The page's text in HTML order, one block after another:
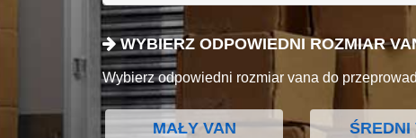
WYBIERZ ODPOWIEDNI ROZMIAR
Wybierz odpowiedni rozmiar vana do
MAŁY VAN ŚREDNI